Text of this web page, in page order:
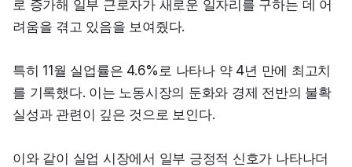
로 증가해 일부 근로자가 새로운 일자리를 구하는 데 어
려움을 겪고 있음을 보여줬다.
특히 11월 실업률은 4.6%로 나타나 약 4년 만에 최고치
를 기록했다. 이는 노동시장의 둔화와 경제 전반의 불확
실성과 관련이 깊은 것으로 보인다.
이와 같이 실업 시장에서 일부 긍정적 신호가 나타나더